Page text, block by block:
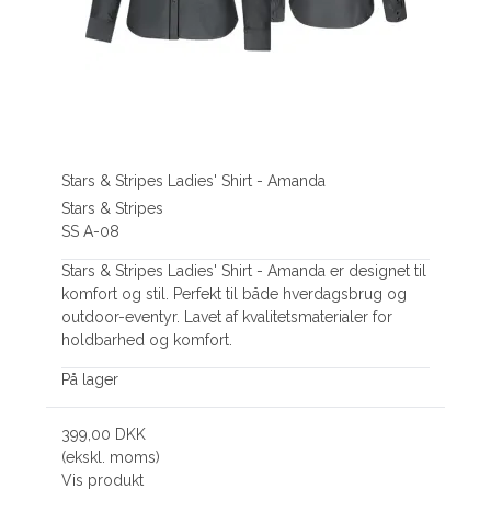
Stars & Stripes Ladies' Shirt - Amanda
Stars & Stripes
SS A-08
Stars & Stripes Ladies' Shirt - Amanda er designet til
komfort og stil. Perfekt til både hverdagsbrug og
outdoor-eventyr. Lavet af kvalitetsmaterialer for
holdbarhed og komfort.
På lager
399,00 DKK
(ekskl. moms)
Vis produkt